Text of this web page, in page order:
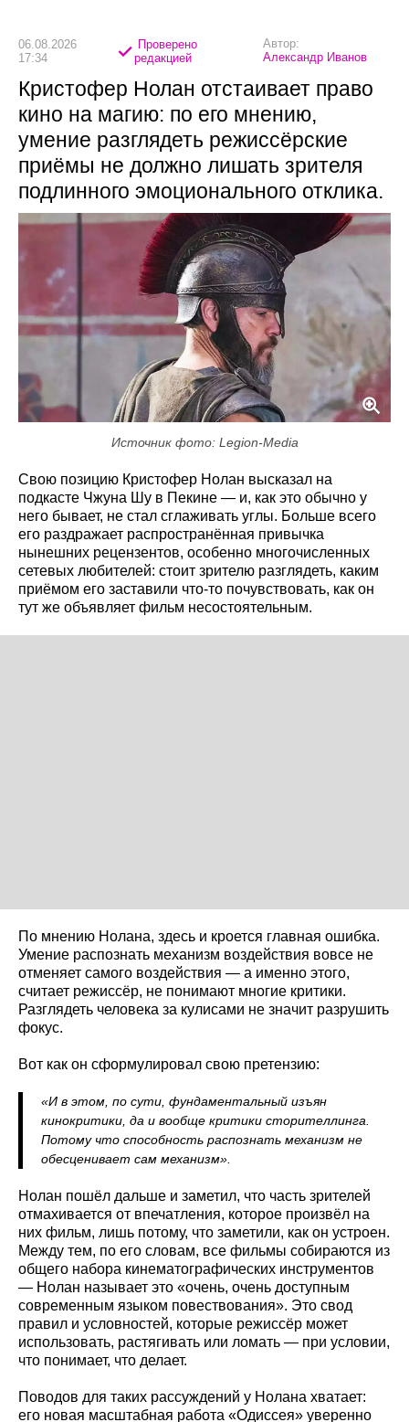
06.08.2026
17:34
Проверено
редакцией
Автор:
Александр Иванов
Кристофер Нолан отстаивает право
кино на магию: по его мнению,
умение разглядеть режиссёрские
приёмы не должно лишать зрителя
подлинного эмоционального отклика.
Источник фото: Legion-Media
Свою позицию Кристофер Нолан высказал на
подкасте Чжуна Шу в Пекине — и, как это обычно у
него бывает, не стал сглаживать углы. Больше всего
его раздражает распространённая привычка
нынешних рецензентов, особенно многочисленных
сетевых любителей: стоит зрителю разглядеть, каким
приёмом его заставили что-то почувствовать, как он
тут же объявляет фильм несостоятельным.
По мнению Нолана, здесь и кроется главная ошибка.
Умение распознать механизм воздействия вовсе не
отменяет самого воздействия — а именно этого,
считает режиссёр, не понимают многие критики.
Разглядеть человека за кулисами не значит разрушить
фокус.
Вот как он сформулировал свою претензию:
«И в этом, по сути, фундаментальный изъян
кинокритики, да и вообще критики сторителлинга.
Потому что способность распознать механизм не
обесценивает сам механизм».
Нолан пошёл дальше и заметил, что часть зрителей
отмахивается от впечатления, которое произвёл на
них фильм, лишь потому, что заметили, как он устроен.
Между тем, по его словам, все фильмы собираются из
общего набора кинематографических инструментов
— Нолан называет это «очень, очень доступным
современным языком повествования». Это свод
правил и условностей, которые режиссёр может
использовать, растягивать или ломать — при условии,
что понимает, что делает.
Поводов для таких рассуждений у Нолана хватает:
его новая масштабная работа «Одиссея» уверенно